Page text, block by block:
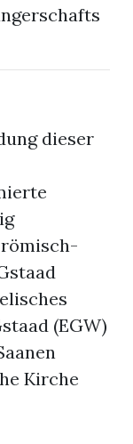
dieser
(EGW)
Kirche